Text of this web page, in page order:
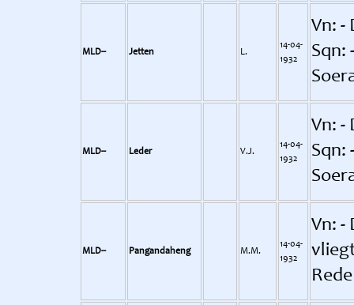
MLD-- Jetten L.
14-04-
1932
Vn: -
Sqn:
MLD-- Leder V.J.
14-04-
1932
Vn: -
Sqn:
MLD-- Pangandaheng M.M.
14-04-
1932
Vn: -